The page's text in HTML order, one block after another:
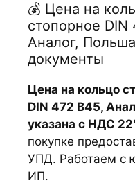
💰 Цена на
стопорное DIN
Аналог,
документы
Цена на кольцо
DIN 472 В45,
указана с НДС
покупке
УПД. Работаем с
ИП.